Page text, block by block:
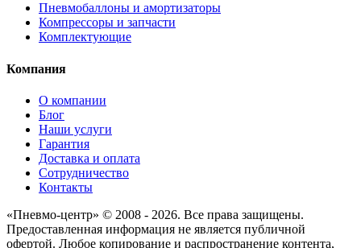
Пневмобаллоны и амортизаторы
Компрессоры и запчасти
Комплектующие
Компания
О компании
Блог
Наши услуги
Гарантия
Доставка и оплата
Сотрудничество
Контакты
«Пневмо-центр» © 2008 - 2026. Все права защищены.
Предоставленная информация не является публичной
офертой. Любое копирование и распространение контента,